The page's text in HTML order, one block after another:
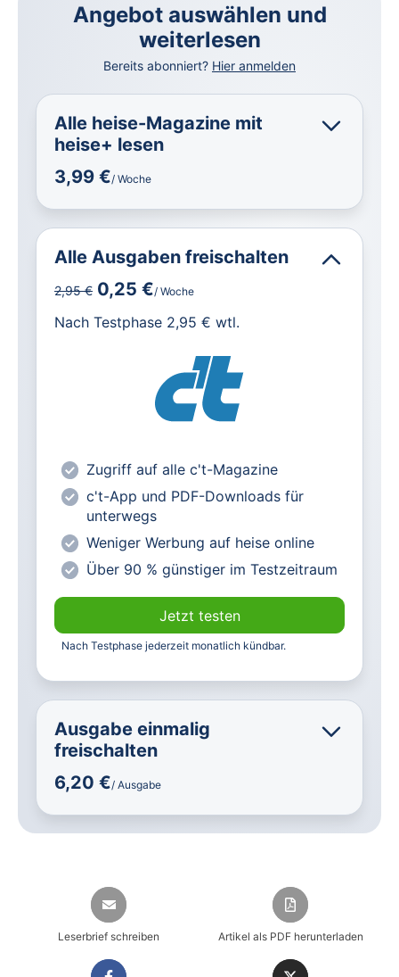
Angebot auswählen und
weiterlesen
Bereits abonniert? Hier anmelden
Alle heise-Magazine mit
heise+ lesen
3,99 €/ Woche
Alle exklusiven heise+ Artikel frei
zugänglich
Abonnenten
Alle Ausgaben freischalten
2,95 € 0,25 €/ Woche
Nach Testphase 2,95 € wtl.
Zugriff auf alle c't-Magazine
c't-App und PDF-Downloads für
unterwegs
Weniger Werbung auf heise online
Über 90 % günstiger im Testzeitraum
Jetzt testen
Nach Testphase jederzeit monatlich kündbar.
Ausgabe einmalig
freischalten
6,20 €/ Ausgabe
Leserbrief schreiben Artikel als PDF herunterladen